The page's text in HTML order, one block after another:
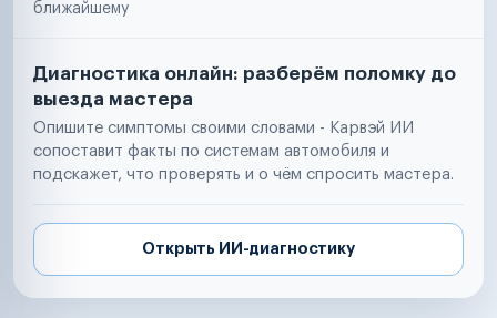
ближайшему
Диагностика онлайн: разберём поломку до
выезда мастера
Опишите симптомы своими словами - Карвэй ИИ
сопоставит факты по системам автомобиля и
подскажет, что проверять и о чём спросить мастера.
Открыть ИИ-диагностику